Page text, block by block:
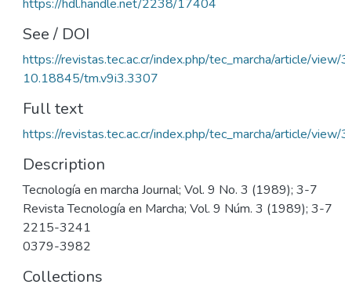
https://hdl.handle.net/2238/17404
See / DOI
https://revistas.tec.ac.cr/index.php/tec_marcha/article/
10.18845/tm.v9i3.3307
Full text
https://revistas.tec.ac.cr/index.php/tec_marcha/article/
Description
Tecnología en marcha Journal; Vol. 9 No. 3 (1989); 3-7
Revista Tecnología en Marcha; Vol. 9 Núm. 3 (1989); 3-7
2215-3241
0379-3982
Collections